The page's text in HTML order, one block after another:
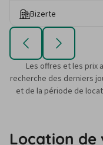
Bizerte
Les offres et les prix
recherche des derniers
et de la période de
Location de